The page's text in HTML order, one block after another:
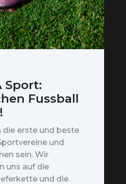
Sport:
Fussball
erste und beste
und
sein. Wir
uns auf die
und die